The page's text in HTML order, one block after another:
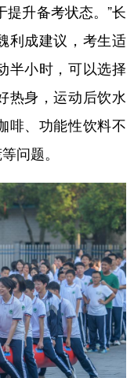
升备考状态。”长
利成建议，考生适
半小时，可以选择
热身，运动后饮水
啡、功能性饮料不
问题。